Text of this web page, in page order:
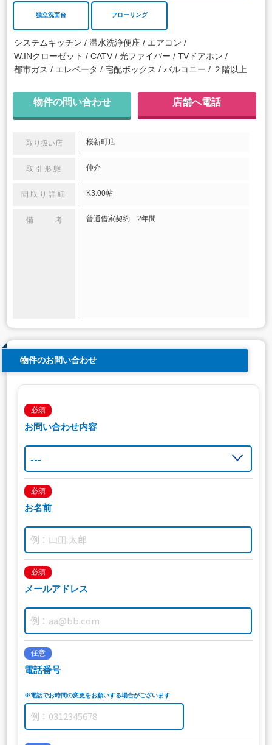
独立洗面台 フローリング
システムキッチン 温水洗浄便座
エアコン
W.INクローゼット
CATV 光ファイバー
TVドアホン
都市ガス
エレベータ 宅配ボックス バルコニー ２階以上
物件の問い合わせ 店舗へ電話
取り扱い店 桜新町店
取引形態 仲介
間取り詳細 K3.00帖
備 考 普通借家契約 2年間
物件のお問い合わせ
必須
お問い合わせ内容
必須
お名前
必須
メールアドレス
任意
電話番号
※電話でお時間の変更をお願いする場合がございます